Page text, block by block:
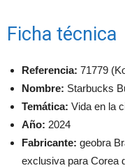
Ficha técnica
Referencia: 71779
Nombre: Starbucks
Temática: Vida en la
Año: 2024
Fabricante: geobra
exclusiva para Corea